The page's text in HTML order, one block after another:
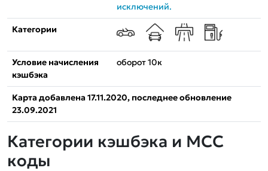
исключений.
Категории
Условие начисления
кэшбэка
оборот 10к
Карта добавлена 17.11.2020, последнее обновление
23.09.2021
Категории кэшбэка и MCC
коды